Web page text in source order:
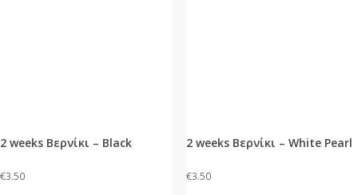
2 weeks Βερνίκι – Black
€3.50
2 weeks Βερνίκι – White Pearl
€3.50